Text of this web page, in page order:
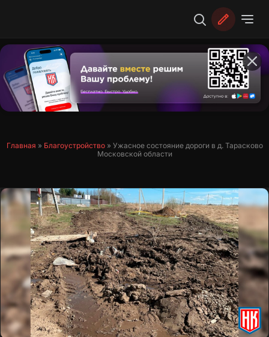
Главная » Благоустройство» Ужасное состояние дороги в д. Тарасково
Московской области